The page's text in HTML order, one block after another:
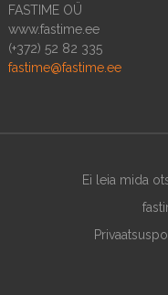
FASTIME OÜ
www.fastime.ee
(+372) 52 82 335
fastime@fastime.ee
Ei leia mida